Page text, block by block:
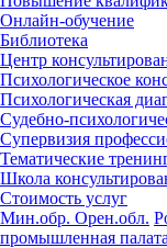
Онлайн-обучение
Библиотека
Центр
Психологическое
Психологическая
Судебно-
Супервизия
Тематические
Школа
Стоимость услуг
Мин.обр. Орен.обл.
промышленная палата